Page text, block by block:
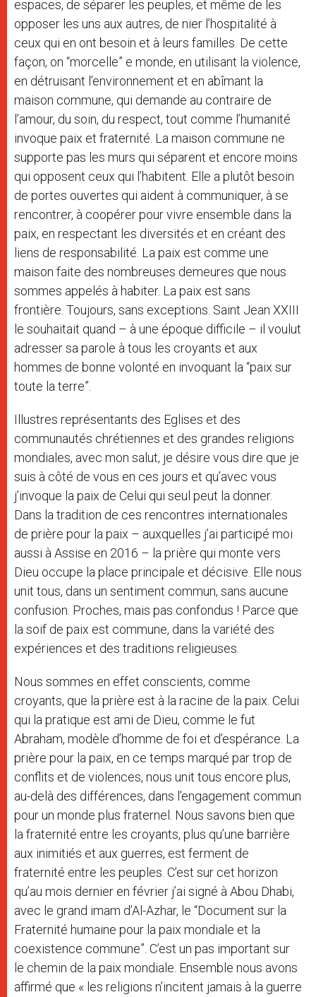
espaces, de séparer les peuples, et même de les
opposer les uns aux autres, de nier l’hospitalité à
ceux qui en ont besoin et à leurs familles. De cette
façon, on “morcelle” e monde, en utilisant la violence,
en détruisant l’environnement et en abîmant la
maison commune, qui demande au contraire de
l’amour, du soin, du respect, tout comme l’humanité
invoque paix et fraternité. La maison commune ne
supporte pas les murs qui séparent et encore moins
qui opposent ceux qui l’habitent. Elle a plutôt besoin
de portes ouvertes qui aident à communiquer, à se
rencontrer, à coopérer pour vivre ensemble dans la
paix, en respectant les diversités et en créant des
liens de responsabilité. La paix est comme une
maison faite des nombreuses demeures que nous
sommes appelés à habiter. La paix est sans
frontière. Toujours, sans exceptions. Saint Jean XXIII
le souhaitait quand – à une époque difficile – il voulut
adresser sa parole à tous les croyants et aux
hommes de bonne volonté en invoquant la “paix sur
toute la terre”.
Illustres représentants des Eglises et des
communautés chrétiennes et des grandes religions
mondiales, avec mon salut, je désire vous dire que je
suis à côté de vous en ces jours et qu’avec vous
j’invoque la paix de Celui qui seul peut la donner.
Dans la tradition de ces rencontres internationales
de prière pour la paix – auxquelles j’ai participé moi
aussi à Assise en 2016 – la prière qui monte vers
Dieu occupe la place principale et décisive. Elle nous
unit tous, dans un sentiment commun, sans aucune
confusion. Proches, mais pas confondus ! Parce que
la soif de paix est commune, dans la variété des
expériences et des traditions religieuses.
Nous sommes en effet conscients, comme
croyants, que la prière est à la racine de la paix. Celui
qui la pratique est ami de Dieu, comme le fut
Abraham, modèle d’homme de foi et d’espérance. La
prière pour la paix, en ce temps marqué par trop de
conflits et de violences, nous unit tous encore plus,
au-delà des différences, dans l’engagement commun
pour un monde plus fraternel. Nous savons bien que
la fraternité entre les croyants, plus qu’une barrière
aux inimitiés et aux guerres, est ferment de
fraternité entre les peuples. C’est sur cet horizon
qu’au mois dernier en février j’ai signé à Abou Dhabi,
avec le grand imam d’Al-Azhar, le “Document sur la
Fraternité humaine pour la paix mondiale et la
coexistence commune”. C’est un pas important sur
le chemin de la paix mondiale. Ensemble nous avons
affirmé que « les religions n’incitent jamais à la guerre